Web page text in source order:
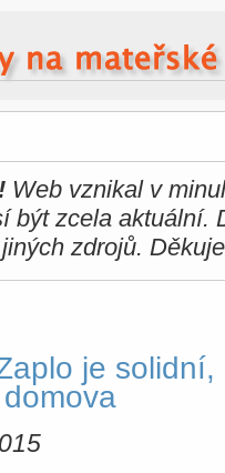
Web vznikal v
být zcela aktuální.
zdrojů.
je